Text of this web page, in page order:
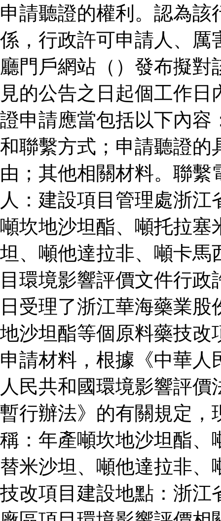
申請聽證的權利。認為
係，行政許可申請人、厲
廳門戶網站（）發布擬
見的公告之日起個工作
證申請應當包括以下內容
和聯繫方式；申請聽證的
由；其他相關材料。聯
人：建設項目管理處浙
噸坎地沙坦酯、噸托拉塞
坦、噸他達拉非、噸卡馬
目環境影響評價文件行
日受理了浙江華海藥業
地沙坦酯等個原料藥技改
申請材料，根據《中華
人民共和國環境影響評
暫行辦法》的有關規定，
稱：年產噸坎地沙坦酯、
替米沙坦、噸他達拉非
技改項目建設地點：浙江